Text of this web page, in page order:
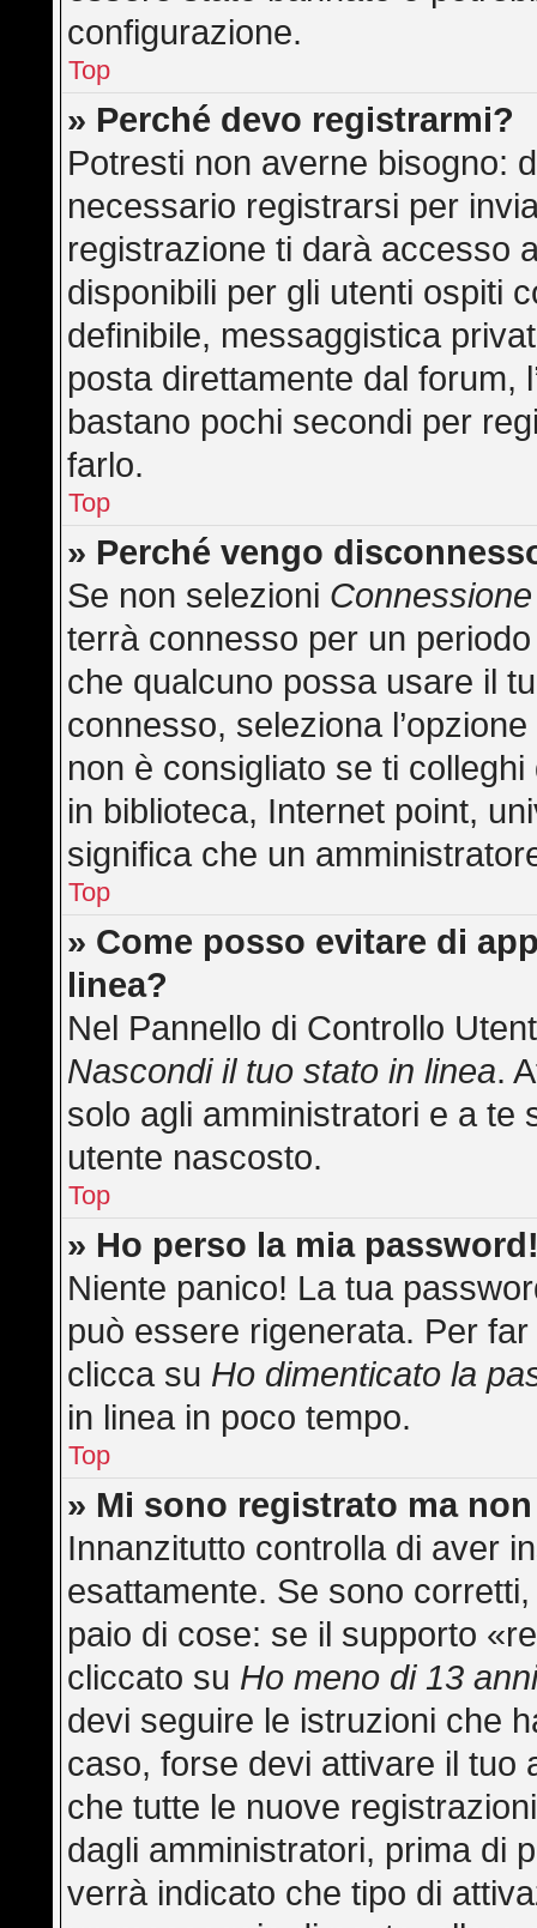
configurazione.
Top
» Perché devo registrarmi?
Potresti non averne bisogno:
necessario registrarsi per
registrazione ti darà accesso
disponibili per gli utenti ospiti
definibile, messaggistica
posta direttamente dal forum,
bastano pochi secondi per
farlo.
Top
» Perché vengo
Se non selezioni
terrà connesso per un
che qualcuno possa usare il
connesso, seleziona
non è consigliato se ti
in biblioteca, Internet point,
significa che un
Top
» Come posso evitare di
linea?
Nel Pannello di Controllo
Nascondi il tuo stato in linea.
solo agli amministratori e a te
utente nascosto.
Top
» Ho perso la mia
Niente panico! La tua
può essere rigenerata. Per
clicca su Ho dimenticato la
in linea in poco tempo.
Top
» Mi sono registrato ma
Innanzitutto controlla di aver
esattamente. Se sono
paio di cose: se il supporto
cliccato su Ho meno di 13
devi seguire le istruzioni che
caso, forse devi attivare il tuo
che tutte le nuove
dagli amministratori, prima di
verrà indicato che tipo di